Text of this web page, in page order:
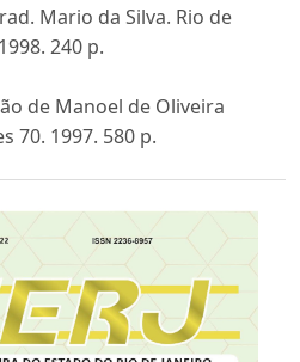
Mario da Silva. Rio de
240 p.
de Manoel de Oliveira
70. 1997. 580 p.